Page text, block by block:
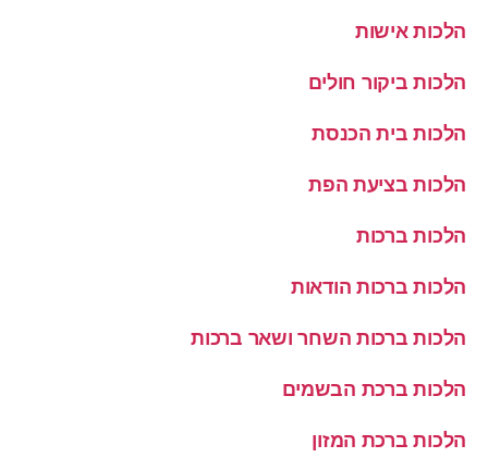
הלכות אישות
הלכות ביקור חולים
הלכות בית הכנסת
הלכות בציעת הפת
הלכות ברכות
הלכות ברכות הודאות
הלכות ברכות השחר ושאר ברכות
הלכות ברכת הבשמים
הלכות ברכת המזון